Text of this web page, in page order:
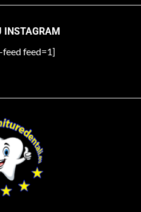
INSTAGRAM
feed=1]